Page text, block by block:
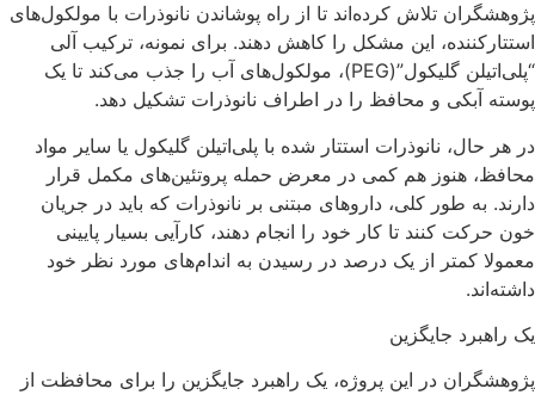
پژوهشگران تلاش کرده‌اند تا از راه پوشاندن نانوذرات با مولکول‌های
استتارکننده، این مشکل را کاهش دهند. برای نمونه، ترکیب آلی
“پلی‌اتیلن گلیکول”(PEG)، مولکول‌های آب را جذب می‌کند تا یک
پوسته آبکی و محافظ را در اطراف نانوذرات تشکیل دهد.
در هر حال، نانوذرات استتار شده با پلی‌اتیلن گلیکول یا سایر مواد
محافظ، هنوز هم کمی در معرض حمله پروتئین‌های مکمل قرار
دارند. به طور کلی، داروهای مبتنی بر نانوذرات که باید در جریان
خون حرکت کنند تا کار خود را انجام دهند، کارآیی بسیار پایینی
معمولا کمتر از یک درصد در رسیدن به اندام‌های مورد نظر خود
داشته‌اند.
یک راهبرد جایگزین
پژوهشگران در این پروژه، یک راهبرد جایگزین را برای محافظت از